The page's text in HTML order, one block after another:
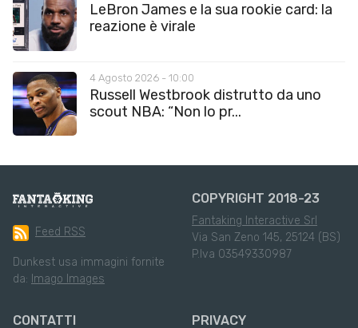
LeBron James e la sua rookie card: la
reazione è virale
4 Agosto 2026 - 10:00
Russell Westbrook distrutto da uno
scout NBA: “Non lo pr...
Feed RSS
Dunkest usa immagini fornite
da: Imago Images
COPYRIGHT 2018-23
Fantaking Interactive Srl
Via San Zeno 145, 25124 (BS)
P.Iva 03549330987
CONTATTI PRIVACY